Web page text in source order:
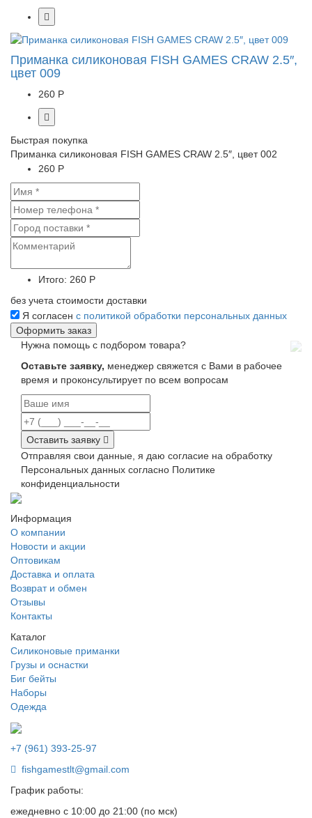
Приманка силиконовая FISH GAMES CRAW 2.5″,
цвет 009
260 Р
Быстрая покупка
Приманка силиконовая FISH GAMES CRAW 2.5″, цвет 002
260 Р
Итого: 260 Р
без учета стоимости доставки
Я согласен с политикой обработки персональных данных
Нужна помощь с подбором товара?
Оставьте заявку, менеджер свяжется с Вами в рабочее
время и проконсультирует по всем вопросам
Оставить заявку
Отправляя свои данные, я даю согласие на обработку
Персональных данных согласно Политике
конфиденциальности
Информация
О компании
Новости и акции
Оптовикам
Доставка и оплата
Возврат и обмен
Отзывы
Контакты
Каталог
Силиконовые приманки
Грузы и оснастки
Биг бейты
Наборы
Одежда
+7 (961) 393-25-97
fishgamestlt@gmail.com
График работы:
ежедневно с 10:00 до 21:00 (по мск)